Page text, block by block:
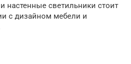
настенные светильники стоит
с дизайном мебели и